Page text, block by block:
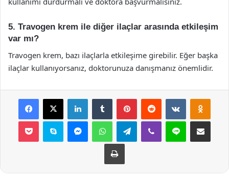
5. Travogen krem ile diğer ilaçlar arasında etkileşim
var mı?
Travogen krem, bazı ilaçlarla etkileşime girebilir. Eğer başka
ilaçlar kullanıyorsanız, doktorunuza danışmanız önemlidir.
Facebook
X LinkedInTumblr PinterestReddit VKontakte
Pocket Skype MessengerWhatsAppTelegramViber Line E-Posta ile
Yazdır